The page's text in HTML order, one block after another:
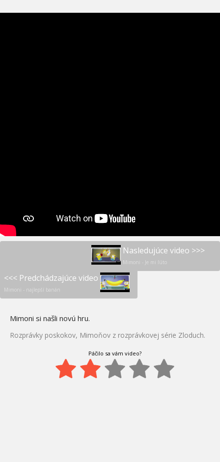
Nasledujúce video >>>
Mimoni - Je mi ľúto
<<< Predchádzajúce video
Mimoni - najlepší banán
Mimoni si našli novú hru.
Rozprávky poskokov, Mimoňov z rozprávkovej série Zloduch.
Páčilo sa vám video?